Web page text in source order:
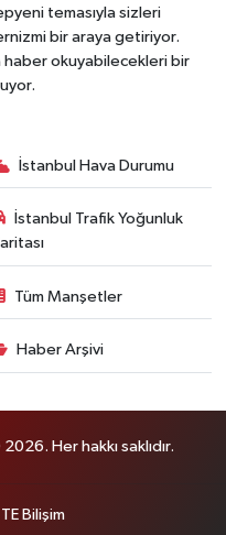
temasıyla sizleri
bir araya getiriyor.
haber okuyabilecekleri bir
İstanbul Hava Durumu
İstanbul Trafik Yoğunluk
Tüm Manşetler
Haber Arşivi
Her hakkı saklıdır.
TE Bilişim